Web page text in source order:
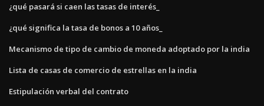
¿qué pasará si caen las tasas de interés_
¿qué significa la tasa de bonos a 10 años_
Mecanismo de tipo de cambio de moneda adoptado por la india
Lista de casas de comercio de estrellas en la india
Estipulación verbal del contrato